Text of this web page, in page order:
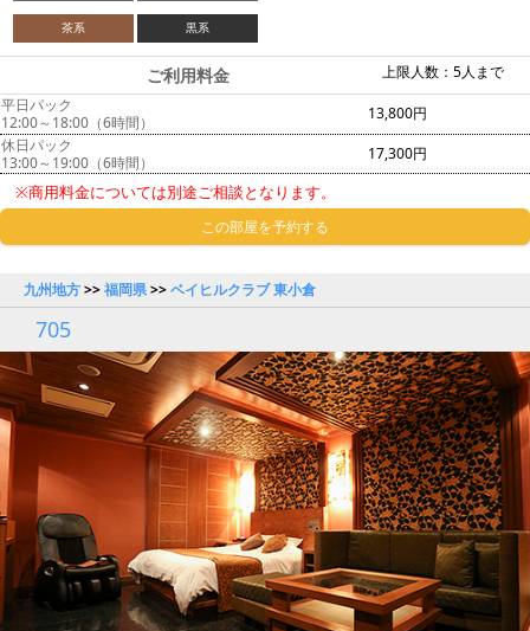
茶系 黒系
上限人数：5人まで
ご利用料金
平日パック
12:00～18:00（6時間）
13,800円
休日パック
13:00～19:00（6時間）
17,300円
※商用料金については別途ご相談となります。
この部屋を予約する
九州地方>>福岡県>>ベイヒルクラブ 東小倉
705